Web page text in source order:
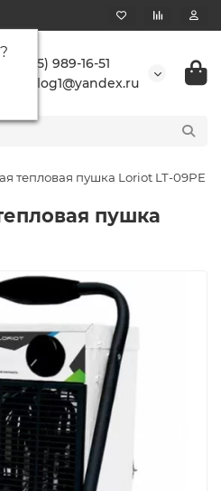
?
+7 (495) 989-16-51
buranlog1@yandex.ru
тепловая пушка Loriot LT-09PE
пушка